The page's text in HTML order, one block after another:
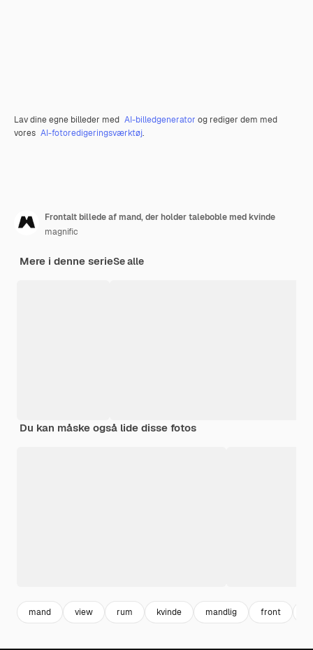
Lav dine egne billeder med AI-billedgenerator og rediger dem med
vores AI-fotoredigeringsværktøj.
Frontalt billede af mand, der holder taleboble med kvinde
magnific
Mere i denne serieSe alle
Du kan måske også lide disse fotos
mand view rum kvinde mandlig front